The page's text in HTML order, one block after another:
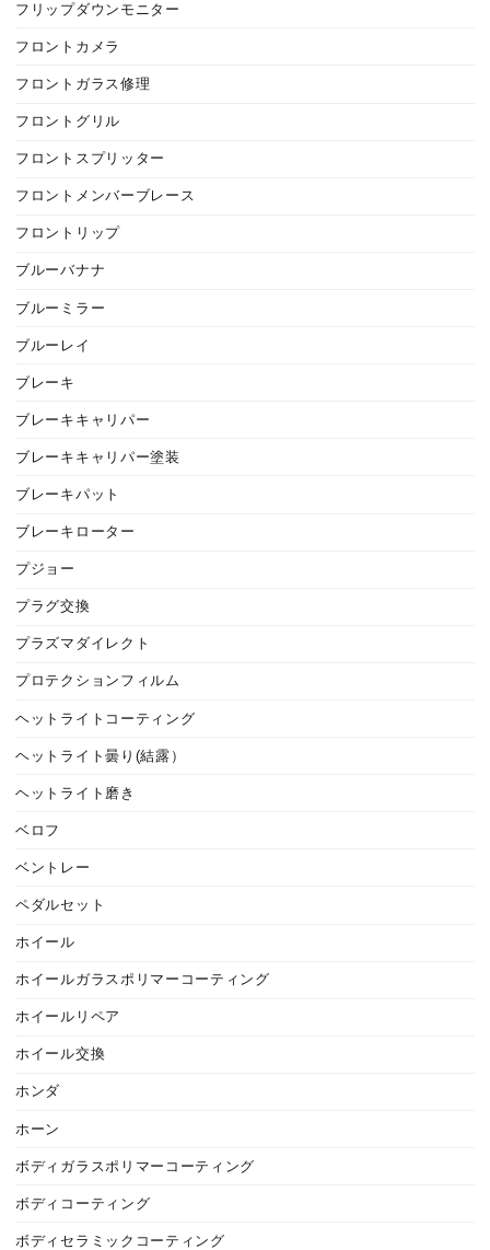
フリップダウンモニター
フロントカメラ
フロントガラス修理
フロントグリル
フロントスプリッター
フロントメンバーブレース
フロントリップ
ブルーバナナ
ブルーミラー
ブルーレイ
ブレーキ
ブレーキキャリパー
ブレーキキャリパー塗装
ブレーキパット
ブレーキローター
プジョー
プラグ交換
プラズマダイレクト
プロテクションフィルム
ヘットライトコーティング
ヘットライト曇り(結露）
ヘットライト磨き
ベロフ
ベントレー
ペダルセット
ホイール
ホイールガラスポリマーコーティング
ホイールリペア
ホイール交換
ホンダ
ホーン
ボディガラスポリマーコーティング
ボディコーティング
ボディセラミックコーティング